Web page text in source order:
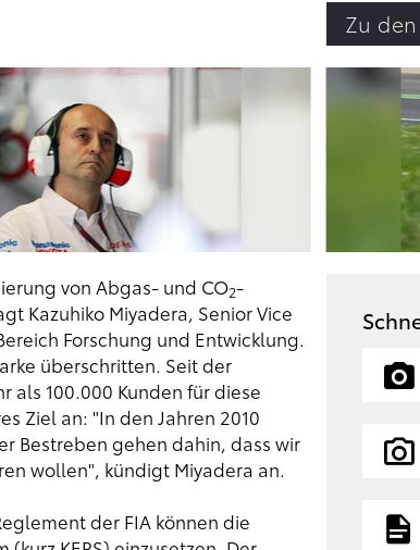
Zu
von Abgas- und CO2-
Kazuhiko Miyadera, Senior Vice
Forschung und Entwicklung.
überschritten. Seit der
als 100.000 Kunden für diese
Ziel an: "In den Jahren 2010
Bestreben gehen dahin, dass wir
wollen", kündigt Miyadera an.
der FIA können die